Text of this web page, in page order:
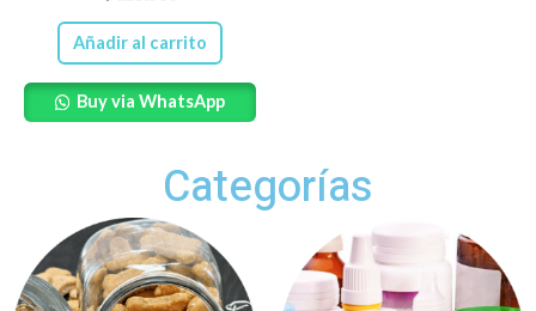
Añadir al carrito
Buy via WhatsApp
Categorías